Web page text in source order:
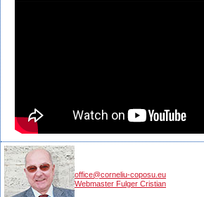
office@corneliu-coposu.eu
Webmaster Fulger Cristian